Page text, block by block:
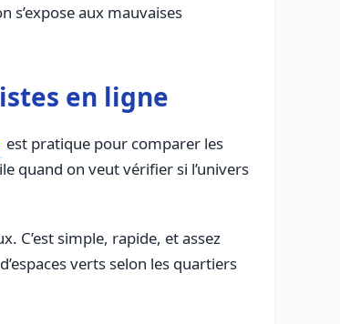
s’expose aux mauvaises
en ligne
est pratique pour comparer les
quand on veut vérifier si l’univers
C’est simple, rapide, et assez
verts selon les quartiers